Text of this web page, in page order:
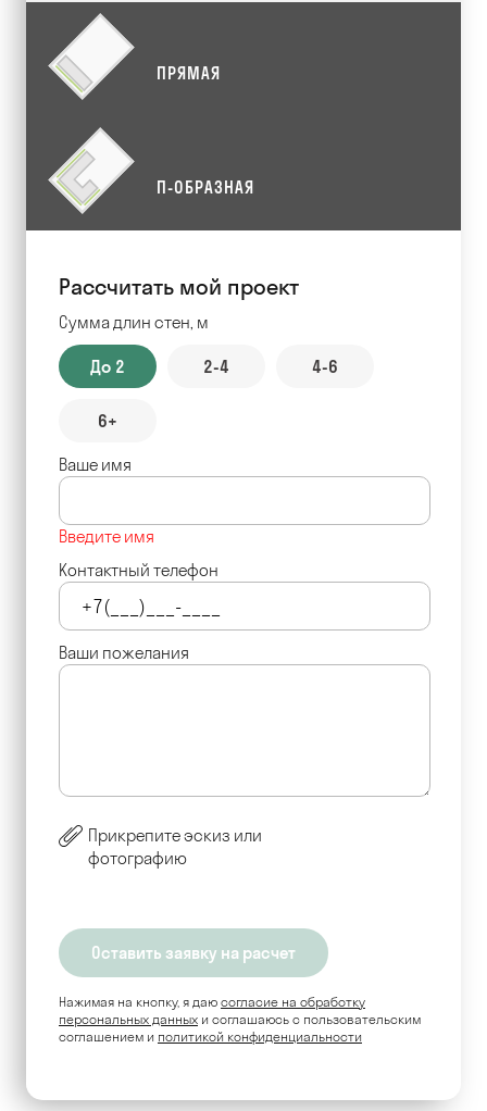
ПРЯМАЯ
П-ОБРАЗНАЯ
Рассчитать мой проект
Сумма длин стен, м
До 2 2-4 4-6
6+
Ваше имя
Введите имя
Контактный телефон
Ваши пожелания
Прикрепите эскиз или
фотографию
Нажимая на кнопку, я даю согласие на обработку
персональных данных и соглашаюсь c пользовательским
соглашением и политикой конфиденциальности